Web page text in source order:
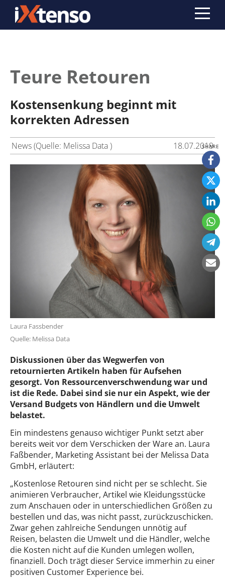
Teure Retouren
Kostensenkung beginnt mit
korrekten Adressen
News (Quelle: Melissa Data ) 18.07.2019
Laura Fassbender
Quelle: Melissa Data
Diskussionen über das Wegwerfen von
retournierten Artikeln haben für Aufsehen
gesorgt. Von Ressourcenverschwendung war und
ist die Rede. Dabei sind sie nur ein Aspekt, wie der
Versand Budgets von Händlern und die Umwelt
belastet.
Ein mindestens genauso wichtiger Punkt setzt aber
bereits weit vor dem Verschicken der Ware an. Laura
Faßbender, Marketing Assistant bei der Melissa Data
GmbH, erläutert:
„Kostenlose Retouren sind nicht per se schlecht. Sie
animieren Verbraucher, Artikel wie Kleidungsstücke
zum Anschauen oder in unterschiedlichen Größen zu
bestellen und das, was nicht passt, zurückzuschicken.
Zwar gehen zahlreiche Sendungen unnötig auf
Reisen, belasten die Umwelt und die Händler, welche
die Kosten nicht auf die Kunden umlegen wollen,
finanziell. Doch trägt dieser Service immerhin zu einer
positiven Customer Experience bei.